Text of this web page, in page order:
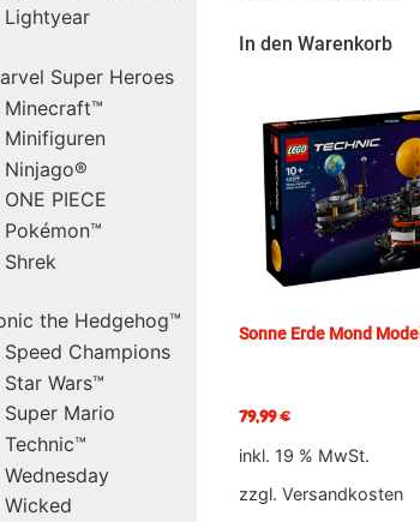
Lightyear
Super Heroes
Minecraft™
Minifiguren
Ninjago®
PIECE
Pokémon™
the Hedgehog™
Speed Champions
Star Wars™
Super Mario
Technic™
Wednesday
Wicked
In den Warenkorb
Sonne Erde Mond Modell
79,99€
inkl. 19 % MwSt.
zzgl. Versandkosten